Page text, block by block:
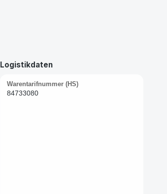
Logistikdaten
Warentarifnummer (HS)
84733080